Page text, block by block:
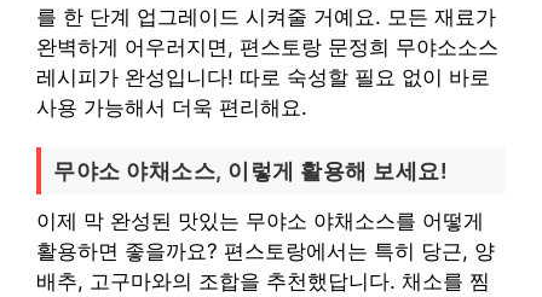
를 한 단계 업그레이드 시켜줄 거예요. 모든 재료가
완벽하게 어우러지면, 편스토랑 문정희 무야소소스
레시피가 완성입니다! 따로 숙성할 필요 없이 바로
사용 가능해서 더욱 편리해요.
무야소 야채소스, 이렇게 활용해 보세요!
이제 막 완성된 맛있는 무야소 야채소스를 어떻게
활용하면 좋을까요? 편스토랑에서는 특히 당근, 양
배추, 고구마와의 조합을 추천했답니다. 채소를 찜